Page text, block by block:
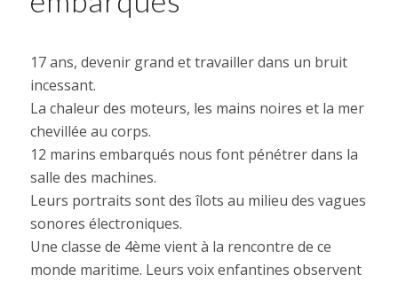
17 ans, devenir grand et travailler dans un bruit
incessant.
La chaleur des moteurs, les mains noires et la mer
chevillée au corps.
12 marins embarqués nous font pénétrer dans la
salle des machines.
Leurs portraits sont des îlots au milieu des vagues
sonores électroniques.
Une classe de 4ème vient à la rencontre de ce
monde maritime. Leurs voix enfantines observent